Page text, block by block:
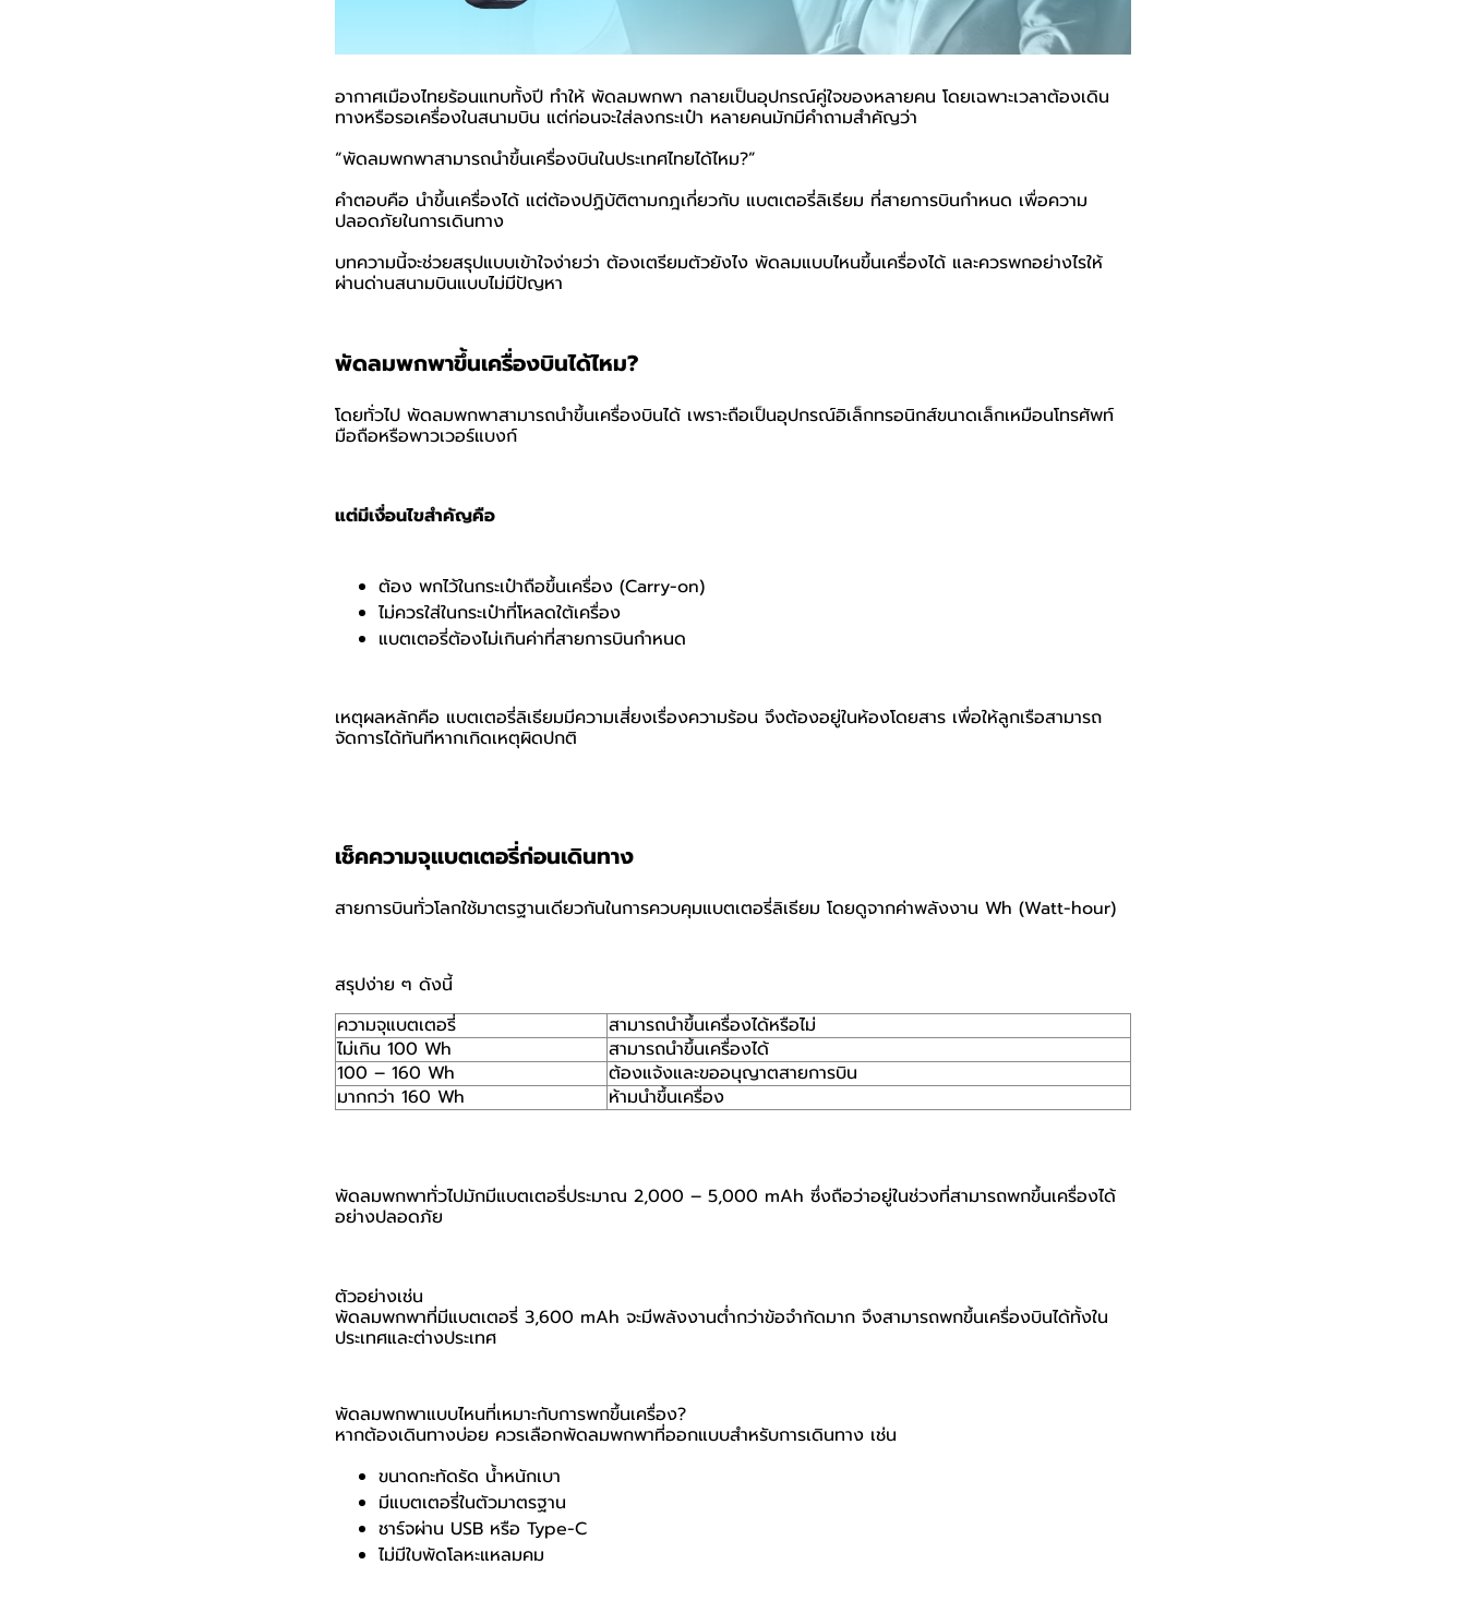
อากาศเมืองไทยร้อนแทบทั้งปี ทำให้ พัดลมพกพา กลายเป็นอุปกรณ์คู่ใจของหลายคน โดยเฉพาะเวลาต้องเดิน
ทางหรือรอเครื่องในสนามบิน แต่ก่อนจะใส่ลงกระเป๋า หลายคนมักมีคำถามสำคัญว่า
“พัดลมพกพาสามารถนำขึ้นเครื่องบินในประเทศไทยได้ไหม?”
คำตอบคือ นำขึ้นเครื่องได้ แต่ต้องปฏิบัติตามกฎเกี่ยวกับ แบตเตอรี่ลิเธียม ที่สายการบินกำหนด เพื่อความ
ปลอดภัยในการเดินทาง
บทความนี้จะช่วยสรุปแบบเข้าใจง่ายว่า ต้องเตรียมตัวยังไง พัดลมแบบไหนขึ้นเครื่องได้ และควรพกอย่างไรให้
ผ่านด่านสนามบินแบบไม่มีปัญหา
พัดลมพกพาขึ้นเครื่องบินได้ไหม?
โดยทั่วไป พัดลมพกพาสามารถนำขึ้นเครื่องบินได้ เพราะถือเป็นอุปกรณ์อิเล็กทรอนิกส์ขนาดเล็กเหมือนโทรศัพท์
มือถือหรือพาวเวอร์แบงก์
แต่มีเงื่อนไขสำคัญคือ
ต้อง พกไว้ในกระเป๋าถือขึ้นเครื่อง (Carry-on)
ไม่ควรใส่ในกระเป๋าที่โหลดใต้เครื่อง
แบตเตอรี่ต้องไม่เกินค่าที่สายการบินกำหนด
เหตุผลหลักคือ แบตเตอรี่ลิเธียมมีความเสี่ยงเรื่องความร้อน จึงต้องอยู่ในห้องโดยสาร เพื่อให้ลูกเรือสามารถ
จัดการได้ทันทีหากเกิดเหตุผิดปกติ
เช็คความจุแบตเตอรี่ก่อนเดินทาง
สายการบินทั่วโลกใช้มาตรฐานเดียวกันในการควบคุมแบตเตอรี่ลิเธียม โดยดูจากค่าพลังงาน Wh (Watt-hour)
สรุปง่าย ๆ ดังนี้
ความจุแบตเตอรี่
สามารถนำขึ้นเครื่องได้หรือไม่
ไม่เกิน 100 Wh
สามารถนำขึ้นเครื่องได้
100 – 160 Wh
ต้องแจ้งและขออนุญาตสายการบิน
มากกว่า 160 Wh
ห้ามนำขึ้นเครื่อง
พัดลมพกพาทั่วไปมักมีแบตเตอรี่ประมาณ 2,000 – 5,000 mAh ซึ่งถือว่าอยู่ในช่วงที่สามารถพกขึ้นเครื่องได้
อย่างปลอดภัย
ตัวอย่างเช่น
พัดลมพกพาที่มีแบตเตอรี่ 3,600 mAh จะมีพลังงานต่ำกว่าข้อจำกัดมาก จึงสามารถพกขึ้นเครื่องบินได้ทั้งใน
ประเทศและต่างประเทศ
พัดลมพกพาแบบไหนที่เหมาะกับการพกขึ้นเครื่อง?
หากต้องเดินทางบ่อย ควรเลือกพัดลมพกพาที่ออกแบบสำหรับการเดินทาง เช่น
ขนาดกะทัดรัด น้ำหนักเบา
มีแบตเตอรี่ในตัวมาตรฐาน
ชาร์จผ่าน USB หรือ Type-C
ไม่มีใบพัดโลหะแหลมคม